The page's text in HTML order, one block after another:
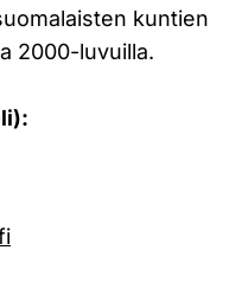
kuntien
2000-luvuilla.